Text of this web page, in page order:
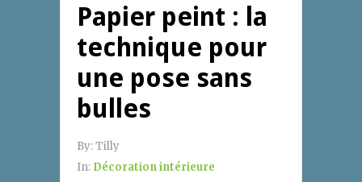
Papier peint : la
technique pour
une pose sans
bulles
By:Tilly
In: Décoration intérieure